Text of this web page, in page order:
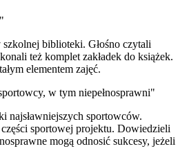
biblioteki. Głośno czytali
też komplet zakładek do książek.
elementem zajęć.
w tym niepełnosprawni"
najsławniejszych sportowców.
sportowej projektu. Dowiedzieli
mogą odnosić sukcesy, jeżeli